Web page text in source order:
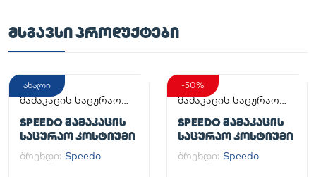
ᲛᲡᲒᲐᲕᲡᲘ ᲞᲠᲝᲓᲣᲥᲢᲔᲑᲘ
ახალი
მამაკაცის საცურაო
SPEEDO ᲛᲐᲛᲐᲙᲐᲪᲘᲡ
ᲡᲐᲪᲣᲠᲐᲝ ᲙᲝᲡᲢᲘᲣᲛᲘ
ბრენდი: Speedo
-50%
მამაკაცის საცურაო
SPEEDO ᲛᲐᲛᲐᲙᲐᲪᲘᲡ
ᲡᲐᲪᲣᲠᲐᲝ ᲙᲝᲡᲢᲘᲣᲛᲘ
ბრენდი: Speedo